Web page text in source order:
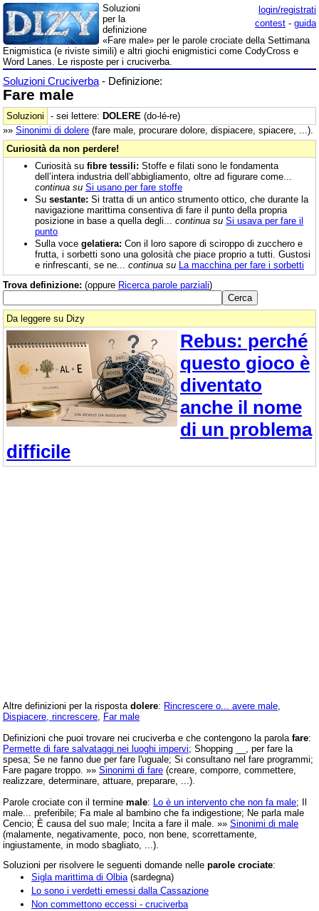
login/registrati
contest - guida
Soluzioni
per la
definizione
«Fare male» per le parole crociate della Settimana
Enigmistica (e riviste simili) e altri giochi enigmistici come CodyCross e
Word Lanes. Le risposte per i cruciverba.
Soluzioni Cruciverba - Definizione:
Fare male
Soluzioni - sei lettere: DOLERE (do-lé-re)
»» Sinonimi di dolere (fare male, procurare dolore, dispiacere, spiacere, ...).
Curiosità da non perdere!
Curiosità su fibre tessili: Stoffe e filati sono le fondamenta
dell’intera industria dell’abbigliamento, oltre ad figurare come...
continua su Si usano per fare stoffe
Su sestante: Si tratta di un antico strumento ottico, che durante la
navigazione marittima consentiva di fare il punto della propria
posizione in base a quella degli... continua su Si usava per fare il
punto
Sulla voce gelatiera: Con il loro sapore di sciroppo di zucchero e
frutta, i sorbetti sono una golosità che piace proprio a tutti. Gustosi
e rinfrescanti, se ne... continua su La macchina per fare i sorbetti
Trova definizione: (oppure Ricerca parole parziali)
Da leggere su Dizy
Rebus: perché
questo gioco è
diventato
anche il nome
di un problema
difficile
Altre definizioni per la risposta dolere: Rincrescere o... avere male
Dispiacere, rincrescere Far male
Definizioni che puoi trovare nei cruciverba e che contengono la parola fare:
Permette di fare salvataggi nei luoghi impervi; Shopping __, per fare la
spesa; Se ne fanno due per fare l'uguale; Si consultano nel fare programmi;
Fare pagare troppo. »» Sinonimi di fare (creare, comporre, commettere,
realizzare, determinare, attuare, preparare, ...).
Parole crociate con il termine male: Lo è un intervento che non fa male; Il
male... preferibile; Fa male al bambino che fa indigestione; Ne parla male
Cencio; È causa del suo male; Incita a fare il male. »» Sinonimi di male
(malamente, negativamente, poco, non bene, scorrettamente,
ingiustamente, in modo sbagliato, ...).
Soluzioni per risolvere le seguenti domande nelle parole crociate:
Sigla marittima di Olbia (sardegna)
Lo sono i verdetti emessi dalla Cassazione
Non commettono eccessi - cruciverba